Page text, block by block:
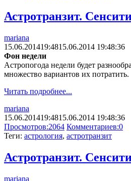
Астротранзит.
mariana
15.06.201419:4815.06.2014 19:48:36
Фон недели
Астропогода недели будет
множество вариантов их потратить.
Читать подробнее...
mariana
15.06.201419:4815.06.2014 19:48:36
Просмотров:2064 Комментариев:0
Теги: астрология, астротранзит
Астротранзит.
mariana